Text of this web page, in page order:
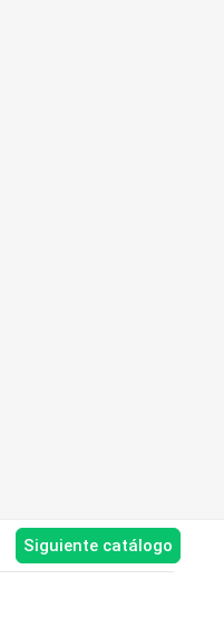
Siguiente catálogo